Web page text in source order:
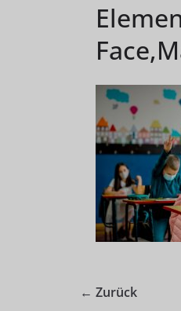
← Zurück